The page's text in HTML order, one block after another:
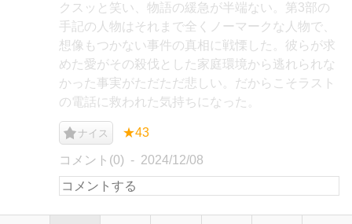
クスッと笑い、物語の緩急が半端ない。第3部の
手記の人物はそれまで全くノーマークな人物で、
想像もつかない事件の真相に戦慄した。彼らが求
めた愛がその殺伐とした家庭環境から逃れられな
かった事実がただただ悲しい。だからこそラスト
の電話に救われた気持ちになった。
ナイス ★43
コメント(0) 2024/12/08